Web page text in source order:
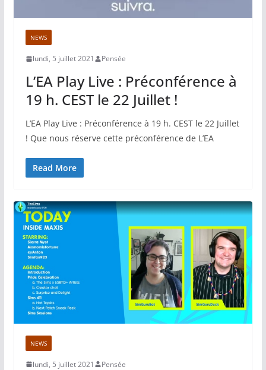
NEWS
lundi, 5 juillet 2021 Pensée
L’EA Play Live : Préconférence à
19 h. CEST le 22 Juillet !
L’EA Play Live : Préconférence à 19 h. CEST le 22 Juillet
! Que nous réserve cette préconférence de L’EA
Read More
NEWS
lundi, 5 juillet 2021 Pensée